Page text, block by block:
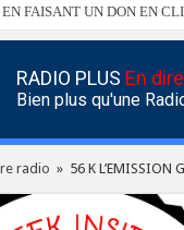
FAISANT UN DON EN
RADIO PLUS En
Bien plus qu'une
radio » 56 K L’EMISSION